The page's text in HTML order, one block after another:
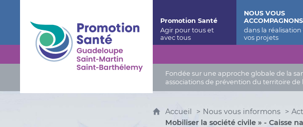
Fondée sur une approche globale de la
associations de prévention du territoire de
Promotion Santé
NOUS VOUS
ACCOMPAGNONS
Accueil Nous vous informons
Mobiliser la société civile » - Caisse